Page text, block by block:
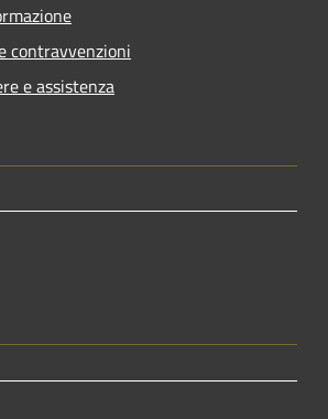
contravvenzioni
e assistenza